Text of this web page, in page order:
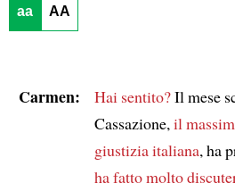
aa AA
Carmen: Hai sentito?Il mese
Cassazione, il
giustizia italiana, ha
ha fatto molto